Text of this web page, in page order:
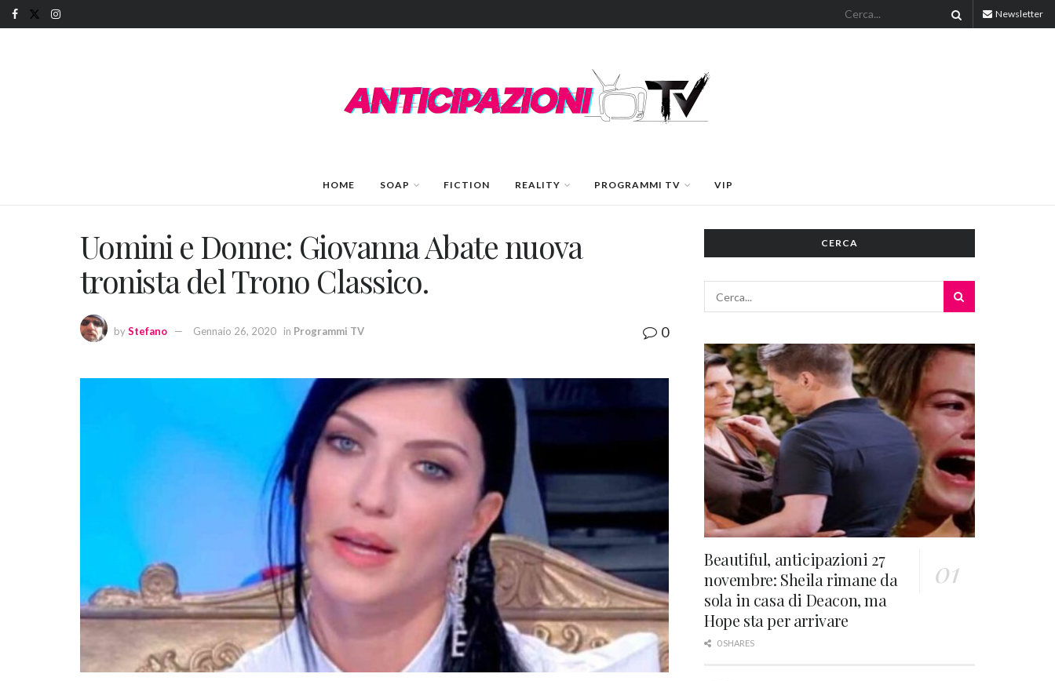
Newsletter
HOME SOAP FICTION REALITY PROGRAMMI TV VIP
Uomini e Donne: Giovanna Abate nuova
tronista del Trono Classico.
byStefano Gennaio 26, 2020 in Programmi TV 0
CERCA
Beautiful, anticipazioni 27
novembre: Sheila rimane da
sola in casa di Deacon, ma
Hope sta per arrivare
0 SHARES